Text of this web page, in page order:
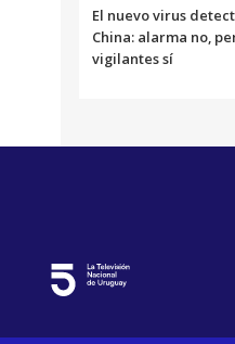
El nuevo virus
China: alarma no,
vigilantes sí